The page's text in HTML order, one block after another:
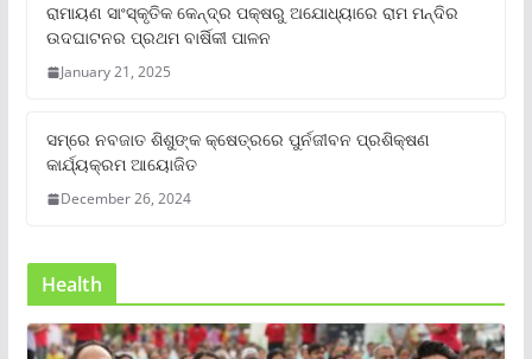
ରାମାୟଣ ସାଂସ୍କୃତିକ କେନ୍ଦ୍ର ପକ୍ଷରୁ ଅଯୋଧ୍ୟାରେ ରାମ ମନ୍ଦିର
ଉଦଘାଟନର ପ୍ରଥମ ବାର୍ଷିକୀ ପାଳନ
January 21, 2025
ସମ୍‌ରେ ନବଜାତ ଶିଶୁଙ୍କ କ୍ଷେତ୍ରରେ ପୁର୍ନଜୀବନ ପ୍ରଶିକ୍ଷଣ
କାର୍ଯ୍ୟକ୍ରମ ଆୟୋଜିତ
December 26, 2024
Health